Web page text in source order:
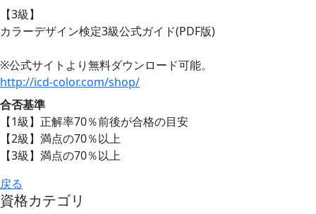
【3級】
カラーデザイン検定3級公式ガイド(PDF版)
※公式サイトより無料ダウンロード可能。
http://icd-color.com/shop/
合否基準
【1級】正解率70％前後が合格の目安
【2級】満点の70％以上
【3級】満点の70％以上
戻る
資格カテゴリ